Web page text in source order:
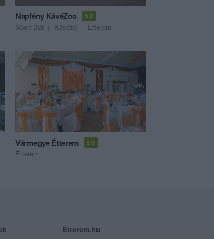
Napfény KávéZoo 5.0
Sport Bár Kávézó Étterem
Vármegye Étterem 5.0
Étterem
Etterem.hu